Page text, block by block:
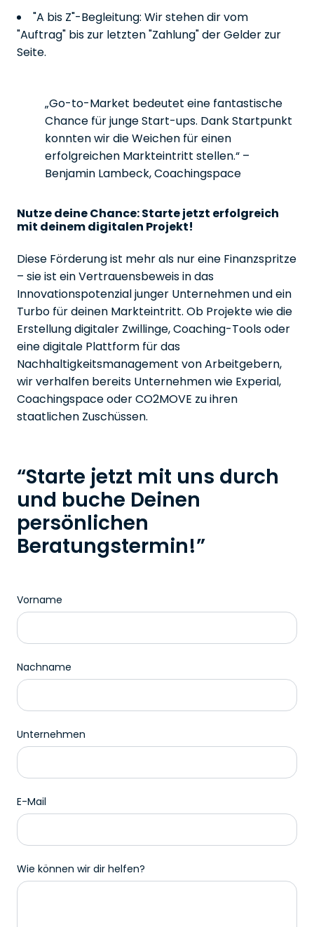
"A bis Z"-Begleitung: Wir stehen dir vom
"Auftrag" bis zur letzten "Zahlung" der Gelder zur
Seite.
„Go-to-Market bedeutet eine fantastische
Chance für junge Start-ups. Dank Startpunkt
konnten wir die Weichen für einen
erfolgreichen Markteintritt stellen.“ –
Benjamin Lambeck, Coachingspace
Nutze deine Chance: Starte jetzt erfolgreich
mit deinem digitalen Projekt!
Diese Förderung ist mehr als nur eine Finanzspritze
– sie ist ein Vertrauensbeweis in das
Innovationspotenzial junger Unternehmen und ein
Turbo für deinen Markteintritt. Ob Projekte wie die
Erstellung digitaler Zwillinge, Coaching-Tools oder
eine digitale Plattform für das
Nachhaltigkeitsmanagement von Arbeitgebern,
wir verhalfen bereits Unternehmen wie Experial,
Coachingspace oder CO2MOVE zu ihren
staatlichen Zuschüssen.
“Starte jetzt mit uns durch
und buche Deinen
persönlichen
Beratungstermin!”
Vorname
Nachname
Unternehmen
E-Mail
Wie können wir dir helfen?